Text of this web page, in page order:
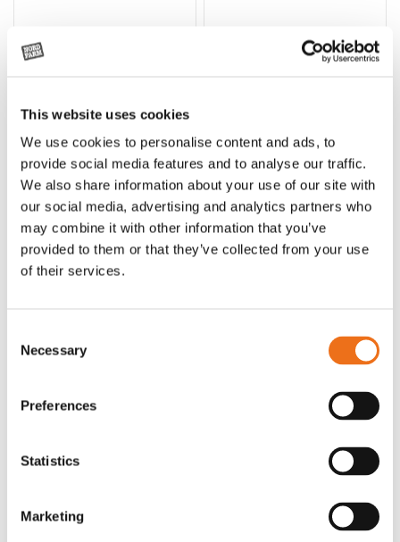
This website uses cookies
We use cookies to personalise content and ads, to
provide social media features and to analyse our traffic.
We also share information about your use of our site with
our social media, advertising and analytics partners who
may combine it with other information that you’ve
provided to them or that they’ve collected from your use
of their services.
Selection
Necessary
Preferences
Statistics
Marketing
Lägg till i varukorg
Rotor, komplett med slagor
OR80013456G
(ex. moms)
Grön truckknapp
A00220
kr (ex. moms)
Lägg till i varukorg
Rotor teeth 8t/6k 7.5Gr/8 R6/14 Rotor teeth 8t/6k 0Gr/8 R6/14